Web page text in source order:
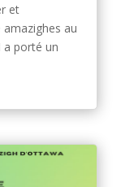
et
au
a porté un